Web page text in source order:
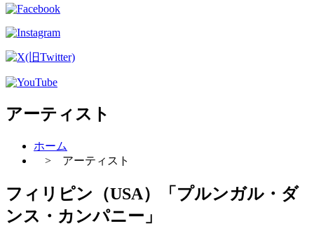
アーティスト
ホーム
> アーティスト
フィリピン（USA）「プルンガル・ダ
ンス・カンパニー」